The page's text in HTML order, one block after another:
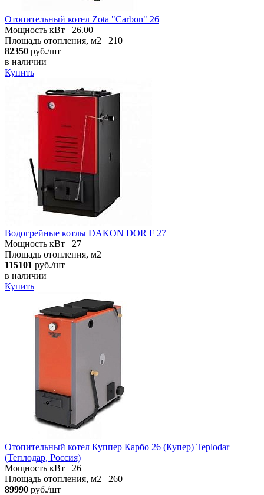
Отопительный котел Zota "Carbon" 26
Мощность кВт
26.00
Площадь отопления, м2
210
82350 руб./шт
в наличии
Купить
Водогрейные котлы DAKON DOR F 27
Мощность кВт
27
Площадь отопления, м2
115101 руб./шт
в наличии
Купить
Отопительный котел Куппер Карбо 26 (Купер) Teplodar
(Теплодар, Россия)
Мощность кВт
26
Площадь отопления, м2
260
89990 руб./шт